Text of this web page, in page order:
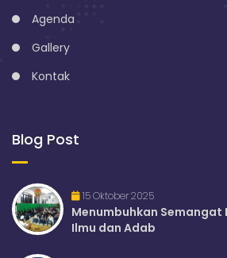
Agenda
Gallery
Kontak
Blog Post
15 Oktober 2025
Menumbuhkan Semangat
Ilmu dan Adab